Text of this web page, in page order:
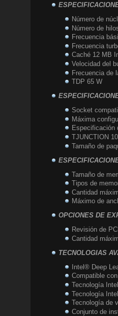
Número de
Número de
Frecuencia
Frecuencia
Caché 12 MB
Velocidad del
Frecuencia de
TDP 65 W
Socket
Máxima
Especificación
TJUNCTION
Tamaño de
Tamaño de
Tipos de
Cantidad
Máximo de
OPCIONES DE
Revisión de
Cantidad
TECNOLOGIAS
Intel® Deep
Compatible
Tecnología
Tecnología
Tecnología de
Conjunto de